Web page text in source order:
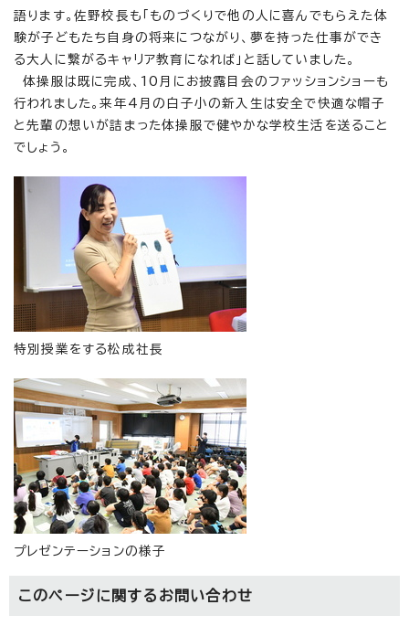
語ります。佐野校長も「ものづくりで他の人に喜んでもらえた体
験が子どもたち自身の将来につながり、夢を持った仕事ができ
る大人に繋がるキャリア教育になれば」と話していました。
体操服は既に完成、10月にお披露目会のファッションショーも
行われました。来年4月の白子小の新入生は安全で快適な帽子
と先輩の想いが詰まった体操服で健やかな学校生活を送ること
でしょう。
特別授業をする松成社長
プレゼンテーションの様子
このページに関する お問い合わせ